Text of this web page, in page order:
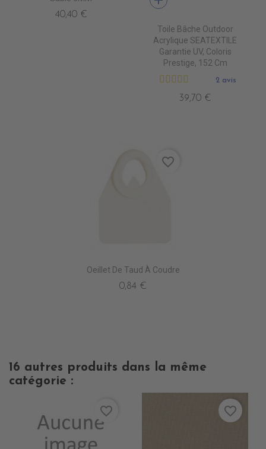
40,40 €
Toile Bâche Outdoor
Acrylique SEATEXTILE
Garantie UV, Coloris
Prestige, 152 Cm
2 avis
39,70 €
Oeillet De Taud À Coudre
0,84 €
favorite_border
16 autres produits dans la même
catégorie :
favorite_border favorite_border